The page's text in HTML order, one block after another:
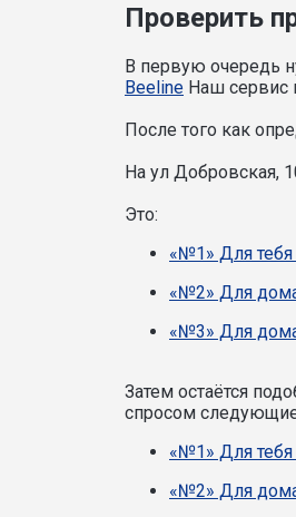
Проверить
В первую очередь
Beeline Наш сервис
После того как
На ул Добровская,
Это:
«№1» Для
«№2» Для
«№3» Для
Затем остаётся
спросом
«№1» Для
«№2» Для